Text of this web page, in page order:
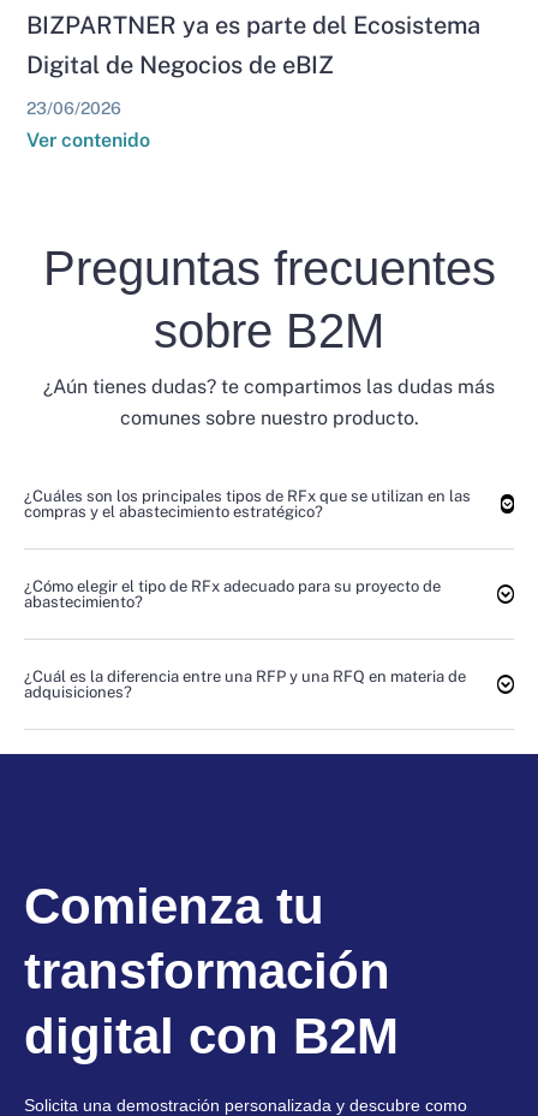
BIZPARTNER ya es parte del Ecosistema
Digital de Negocios de eBIZ
23/06/2026
Ver contenido
Preguntas frecuentes
sobre B2M
¿Aún tienes dudas? te compartimos las dudas más
comunes sobre nuestro producto.
¿Cuáles son los principales tipos de RFx que se utilizan en las
compras y el abastecimiento estratégico?
¿Cómo elegir el tipo de RFx adecuado para su proyecto de
abastecimiento?
¿Cuál es la diferencia entre una RFP y una RFQ en materia de
adquisiciones?
Comienza tu
transformación
digital con B2M
Solicita una demostración personalizada y descubre como